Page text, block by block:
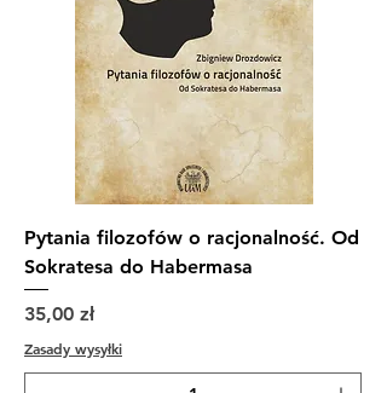
Pytania filozofów o racjonalność. Od
Sokratesa do Habermasa
Cena
35,00 zł
Zasady wysyłki